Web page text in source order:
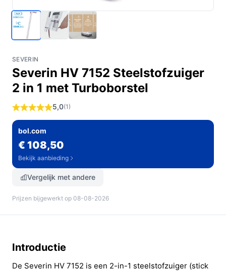
SEVERIN
Severin HV 7152 Steelstofzuiger
2 in 1 met Turboborstel
5,0(1)
bol.com
€ 108,50
Bekijk aanbieding
Vergelijk met andere
Prijzen bijgewerkt op 08-08-2026
Introductie
De Severin HV 7152 is een 2-in-1 steelstofzuiger (stick